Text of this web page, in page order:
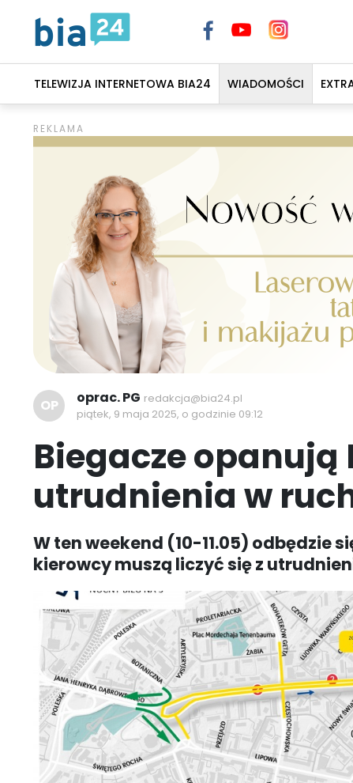
TELEWIZJA INTERNETOWA BIA24 WIADOMOŚCI
OP oprac. PG redakcja@bia24.pl
piątek, 9 maja 2025, o godzinie 09:12
Biegacze opanują
utrudnienia w
W ten weekend (10-11.05) odbędzie
kierowcy muszą liczyć się z